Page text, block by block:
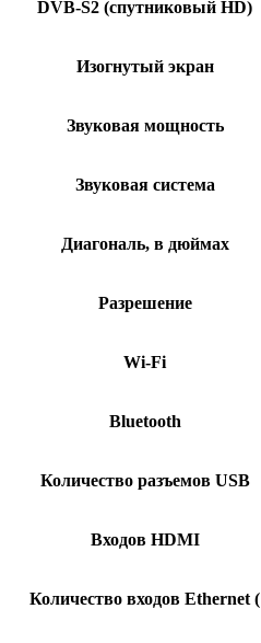
DVB-S2 (спутниковый HD)
Изогнутый экран
Звуковая мощность
Звуковая система
Диагональ, в дюймах
Разрешение
Wi-Fi
Bluetooth
Количество разъемов USB
Входов HDMI
Количество входов Ethernet (